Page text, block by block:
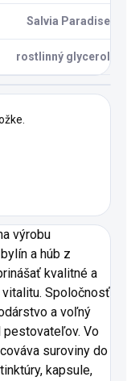
Salvia Paradise
rostlinný glycerol
výrobu
a húb z
kvalitné a
Spoločnosť
a voľný
pestovateľov. Vo
suroviny do
kapsule,